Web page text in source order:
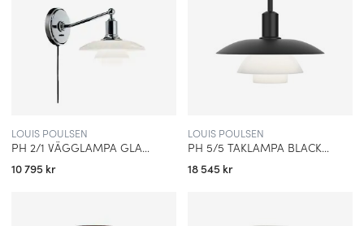
LOUIS POULSEN
PH 2/1 VÄGGLAMPA GLASS/CHROME
10 795 kr
LOUIS POULSEN
PH 5/5 TAKLAMPA BLACK METAL/WHITE OPAL GLASS
18 545 kr